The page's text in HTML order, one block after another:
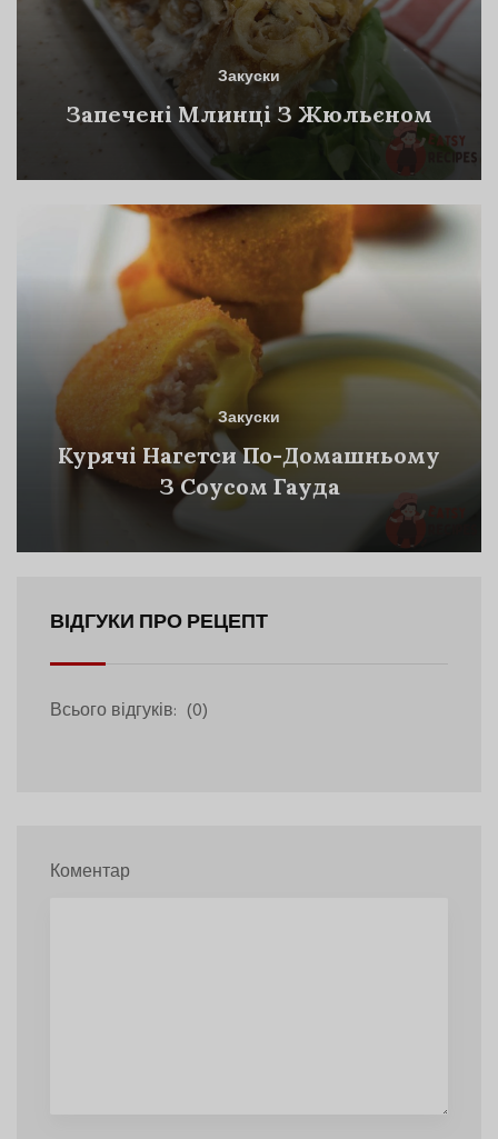
Закуски
Запечені Млинці З Жюльєном
Закуски
Курячі Нагетси По-Домашньому
З Соусом Гауда
ВІДГУКИ ПРО РЕЦЕПТ
Всього відгуків: (0)
Коментар